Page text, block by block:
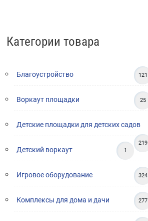
Категории товара
Благоустройство 121
Воркаут площадки 25
Детские площадки для детских садов
219
Детский воркаут 1
Игровое оборудование 324
Комплексы для дома и дачи 277